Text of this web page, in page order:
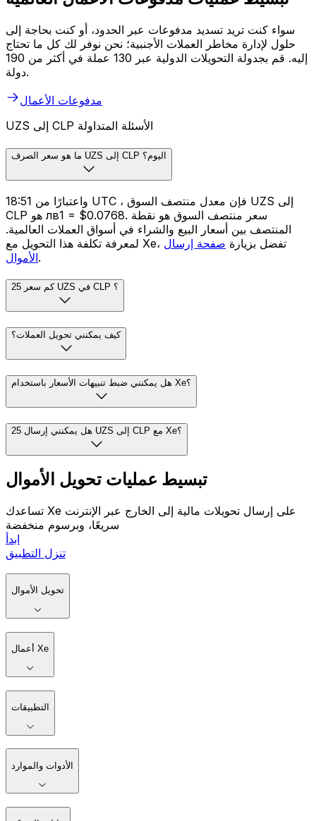
سواء كنت تريد تسديد مدفوعات عبر الحدود، أو كنت بحاجة إلى
حلول لإدارة مخاطر العملات الأجنبية؛ نحن نوفر لك كل ما تحتاج
إليه. قم بجدولة التحويلات الدولية عبر 130 عملة في أكثر من 190
دولة.
مدفوعات الأعمال
UZS إلى CLP الأسئلة المتداولة
ما هو سعر الصرف UZS إلى CLP اليوم؟
واعتبارًا من 18:51 UTC ، فإن معدل منتصف السوق UZS إلى
CLP هو лв1 = $0.0768. سعر منتصف السوق هو نقطة
المنتصف بين أسعار البيع والشراء في أسواق العملات العالمية.
لمعرفة تكلفة هذا التحويل مع Xe، تفضل بزيارة صفحة إرسال
الأموال.
كم سعر 25 UZS في CLP ؟
كيف يمكنني تحويل العملات؟
هل يمكنني ضبط تنبيهات الأسعار باستخدام Xe؟
هل يمكنني إرسال 25 UZS إلى CLP مع Xe؟
تبسيط عمليات تحويل الأموال
تساعدك Xe على إرسال تحويلات مالية إلى الخارج عبر الإنترنت
سريعًا، وبرسوم منخفضة
ابدأ
تنزل التطبيق
تحويل الأموال
أعمال Xe
التطبيقات
الأدوات والموارد